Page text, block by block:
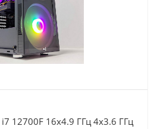
12700F 16x4.9 ГГц 4x3.6 ГГц